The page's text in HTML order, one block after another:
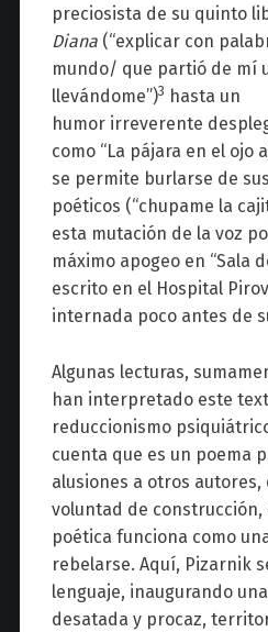
preciosista de su quinto
Diana(“explicar con
mundo/ que partió de mí
llevándome”)3 hasta un
humorirreverente
como “La pájara en el ojo
se permite burlarse de
poéticos (“chupame la
esta mutación de la voz
máximo apogeo en “Sala
escrito en el Hospital
internada poco antes de
Algunas lecturas,
han interpretado este
reduccionismo
cuenta que es un poema
alusiones a otros
voluntad de construcción,
poética funciona como
rebelarse. Aquí, Pizarnik
lenguaje, inaugurando
desatada y procaz,